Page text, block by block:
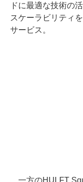
ドに最適な技術の
スケーラビリティ
サービス。
一方のHULFT